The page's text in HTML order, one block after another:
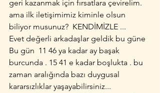
geri kazanmak için fırsatlara çevirelim.
ama ilk iletişimimiz kiminle olsun
biliyor musunuz?  KENDİMİZLE ...
Evet değerli arkadaşlar geldik bu güne
Bu gün  11 46 ya kadar ay başak
burcunda . 15 41 e kadar boşlukta . bu
zaman aralığında bazı duygusal
kararsızlıklar yaşayabilirsiniz...